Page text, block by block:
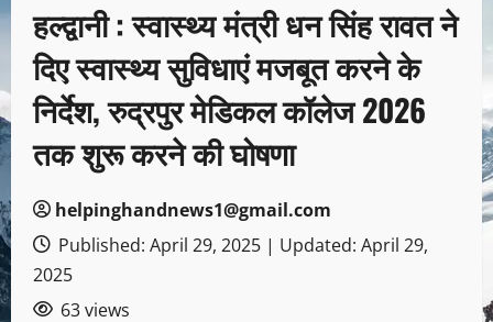
हल्द्वानी : स्वास्थ्य मंत्री धन सिंह रावत ने
दिए स्वास्थ्य सुविधाएं मजबूत करने के
निर्देश, रुद्रपुर मेडिकल कॉलेज 2026
तक शुरू करने की घोषणा
helpinghandnews1@gmail.com
Published: April 29, 2025 | Updated: April 29,
2025
63 views